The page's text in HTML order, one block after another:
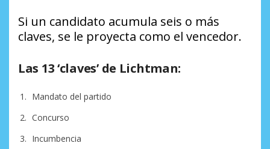
Si un candidato acumula seis o más
claves, se le proyecta como el vencedor.
Las 13 ‘claves’ de Lichtman:
Mandato del partido
Concurso
Incumbencia